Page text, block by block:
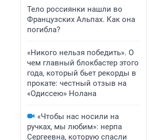
Тело россиянки нашли во
Французских Альпах. Как она
погибла?
«Никого нельзя победить». О
чем главный блокбастер этого
года, который бьет рекорды в
прокате: честный отзыв на
«Одиссею» Нолана
«Чтобы нас носили на
ручках, мы любим»: нерпа
Сергеевна, которую спасли